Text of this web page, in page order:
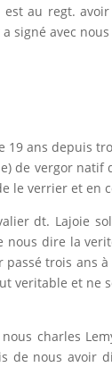
au regt.
signé avec
ans depuis
de vergor
le verrier et en
dt. Lajoie
nous dire la
passé trois
veritable et ne
charles
de nous avoir